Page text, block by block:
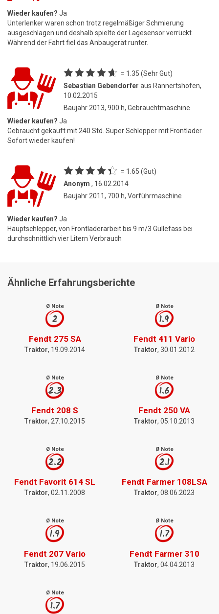
Wieder kaufen? Ja
Unterlenker waren schon trotz regelmäßiger Schmierung
ausgeschlagen und deshalb spielte der Lagesensor verrückt.
Während der Fahrt fiel das Anbaugerät runter.
= 1.35 (Sehr Gut)
Sebastian Gebendorfer aus Rannertshofen,
10.02.2015
Baujahr 2013, 900 h, Gebrauchtmaschine
Wieder kaufen? Ja
Gebraucht gekauft mit 240 Std. Super Schlepper mit Frontlader.
Sofort wieder kaufen!
= 1.65 (Gut)
Anonym , 16.02.2014
Baujahr 2011, 700 h, Vorführmaschine
Wieder kaufen? Ja
Hauptschlepper, von Frontladerarbeit bis 9 m/3 Güllefass bei
durchschnittlich vier Litern Verbrauch
Ähnliche Erfahrungsberichte
Ø Note
2
Fendt 275 SA
Traktor, 19.09.2014
Ø Note
1.9
Fendt 411 Vario
Traktor, 30.01.2012
Ø Note
2.3
Fendt 208 S
Traktor, 27.10.2015
Ø Note
1.6
Fendt 250 VA
Traktor, 05.10.2013
Ø Note
2.2
Fendt Favorit 614 SL
Traktor, 02.11.2008
Ø Note
2.1
Fendt Farmer 108LSA
Traktor, 08.06.2023
Ø Note
1.9
Fendt 207 Vario
Traktor, 19.06.2015
Ø Note
1.7
Fendt Farmer 310
Traktor, 04.04.2013
Ø Note
1.7